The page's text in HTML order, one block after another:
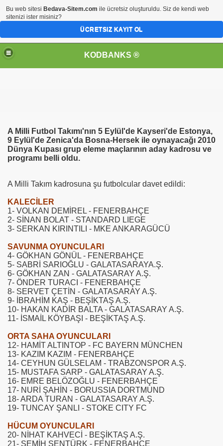
KODBANKS ®
A Milli Futbol Takımı'nın 5 Eylül'de Kayseri'de Estonya,
9 Eylül'de Zenica'da Bosna-Hersek ile oynayacağı 2010
Dünya Kupası grup eleme maçlarının aday kadrosu ve
programı belli oldu.
A Milli Takım kadrosuna şu futbolcular davet edildi:
KALECİLER
1- VOLKAN DEMİREL - FENERBAHÇE
2- SİNAN BOLAT - STANDARD LIEGE
3- SERKAN KIRINTILI - MKE ANKARAGÜCÜ
SAVUNMA OYUNCULARI
4- GÖKHAN GÖNÜL - FENERBAHÇE
5- SABRİ SARIOĞLU - GALATASARAYA.Ş.
6- GÖKHAN ZAN - GALATASARAY A.Ş.
7- ÖNDER TURACI - FENERBAHÇE
8- SERVET ÇETİN - GALATASARAY A.Ş.
9- İBRAHİM KAŞ - BEŞİKTAŞ A.Ş.
10- HAKAN KADİR BALTA - GALATASARAY A.Ş.
11- İSMAİL KÖYBAŞI - BEŞİKTAŞ A.Ş.
ORTA SAHA OYUNCULARI
12- HAMİT ALTINTOP - FC BAYERN MÜNCHEN
13- KAZIM KAZIM - FENERBAHÇE
14- CEYHUN GÜLSELAM - TRABZONSPOR A.Ş.
15- MUSTAFA SARP - GALATASARAY A.Ş.
16- EMRE BELÖZOĞLU - FENERBAHÇE
17- NURİ ŞAHİN - BORUSSIA DORTMUND
18- ARDA TURAN - GALATASARAY A.Ş.
19- TUNCAY ŞANLI - STOKE CITY FC
HÜCUM OYUNCULARI
20- NİHAT KAHVECİ - BEŞİKTAŞ A.Ş.
21- SEMİH ŞENTÜRK - FENERBAHÇE
Bu web sitesi Bedava-Sitem.com ile ücretsiz oluşturuldu. Siz de kendi web
sitenizi ister misiniz?
ÜCRETSIZ KAYIT OL